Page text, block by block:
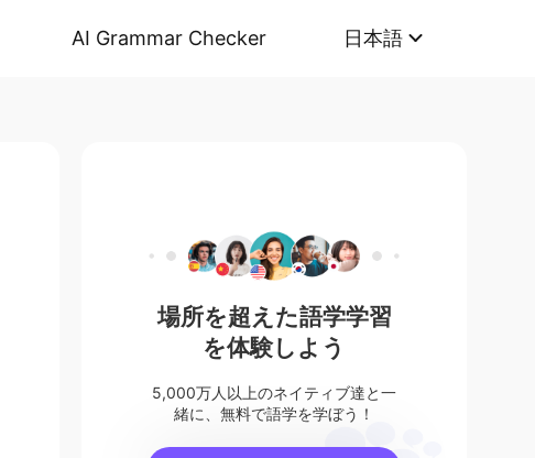
AI Grammar Checker 日本語
場所を超えた語学学習
を体験しよう
5,000万人以上のネイティブ達と一
緒に、無料で語学を学ぼう！